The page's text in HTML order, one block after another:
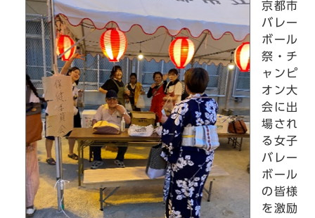
京都市
バレー
ボール
祭・チ
ャンピ
オン大
会に出
場され
る女子
バレー
ボール
の皆様
を激励